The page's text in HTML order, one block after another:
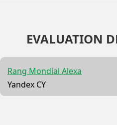
EVALUATION
Rang Mondial Alexa
Yandex CY